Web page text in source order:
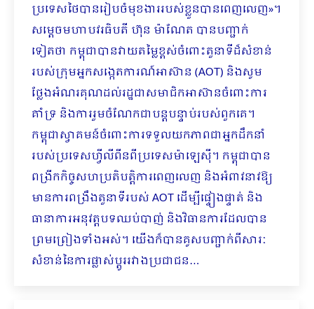
ប្រទេសថៃបានរៀបចំមុខងាររបស់ខ្លួនបានពេញលេញ»។
សម្តេចមហាបវរធិបតី ហ៊ុន ម៉ាណែត បានបញ្ជាក់
ទៀតថា កម្ពុជាបានវាយតម្លៃខ្ពស់ចំពោះតួនាទីដ៏សំខាន់
របស់ក្រុមអ្នកសង្កេតការណ៍អាស៊ាន (AOT) និងសូម
ថ្លែងអំណរគុណដល់រដ្ឋជាសមាជិកអាស៊ានចំពោះការ
គាំទ្រ និងការរួមចំណែកជាបន្តបន្ទាប់របស់ពួកគេ។
កម្ពុជាស្វាគមន៍ចំពោះការទទួលយកភាពជាអ្នកដឹកនាំ
របស់ប្រទេសហ្វីលីពីនពីប្រទេសម៉ាឡេស៊ី។ កម្ពុជាបាន
ពង្រីកកិច្ចសហប្រតិបត្តិការពេញលេញ និងអំពាវនាវឱ្យ
មានការពង្រឹងតួនាទីរបស់ AOT ដើម្បីផ្ទៀងផ្ទាត់ និង
ធានាការអនុវត្តបទឈប់បាញ់ និងវិធានការដែលបាន
ព្រមព្រៀងទាំងអស់។ យើងក៏បានគូសបញ្ជាក់ពីសារៈ
សំខាន់នៃការផ្លាស់ប្ដូររវាងប្រជាជន…